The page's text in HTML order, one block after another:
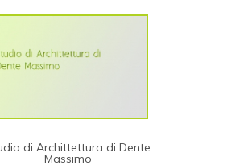
di Archittettura di Dente
Massimo